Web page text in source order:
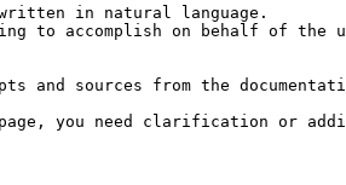
in natural language.
to accomplish on behalf of the
and sources from the
you need clarification or